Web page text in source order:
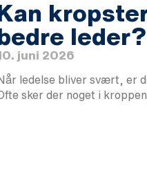
leder?
juni 2026
ledelse bliver svært, er
sker der noget i